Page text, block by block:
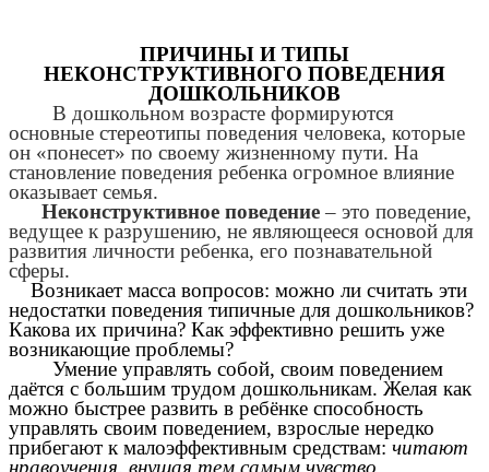
ПРИЧИНЫ И ТИПЫ
НЕКОНСТРУКТИВНОГО ПОВЕДЕНИЯ
ДОШКОЛЬНИКОВ
В дошкольном возрасте формируются
основные стереотипы поведения человека, которые
он «понесет» по своему жизненному пути. На
становление поведения ребенка огромное влияние
оказывает семья.
Неконструктивное поведение– это поведение,
ведущее к разрушению, не являющееся основой для
развития личности ребенка, его познавательной
сферы.
Возникает масса вопросов: можно ли считать эти
недостатки поведения типичные для дошкольников?
Какова их причина? Как эффективно решить уже
возникающие проблемы?
Умение управлять собой, своим поведением
даётся с большим трудом дошкольникам. Желая как
можно быстрее развить в ребёнке способность
управлять своим поведением, взрослые нередко
прибегают к малоэффективным средствам: читают
нравоучения, внушая тем самым чувство